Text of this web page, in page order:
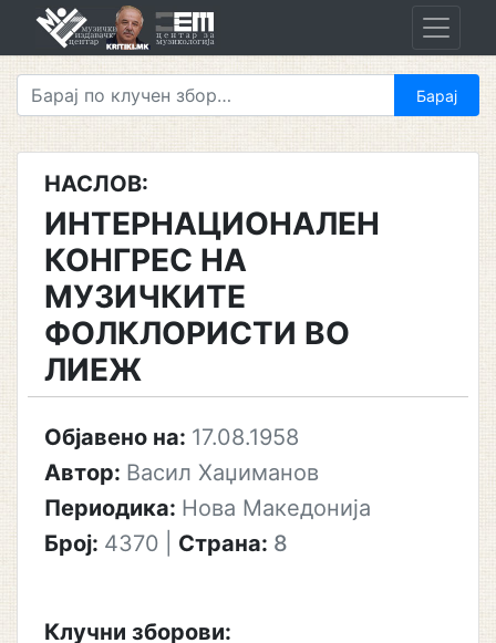
НАСЛОВ:
ИНТЕРНАЦИОНАЛЕН
КОНГРЕС НА
МУЗИЧКИТЕ
ФОЛКЛОРИСТИ ВО
ЛИЕЖ
Објавено на: 17.08.1958
Автор: Васил Хаџиманов
Периодика: Нова Македонија
Број: 4370 Страна: 8
Клучни зборови: